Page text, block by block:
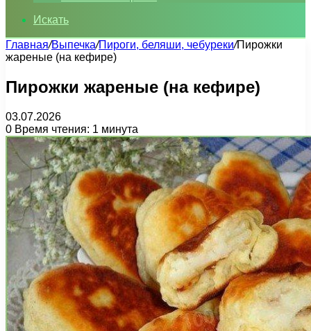
Искать
Главная/Выпечка/Пироги, беляши, чебуреки/Пирожки
жареные (на кефире)
Пирожки жареные (на кефире)
03.07.2026
0 Время чтения: 1 минута